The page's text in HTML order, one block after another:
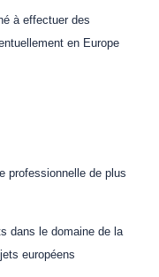
à effectuer des
en Europe
professionnelle de plus
dans le domaine de la
européens